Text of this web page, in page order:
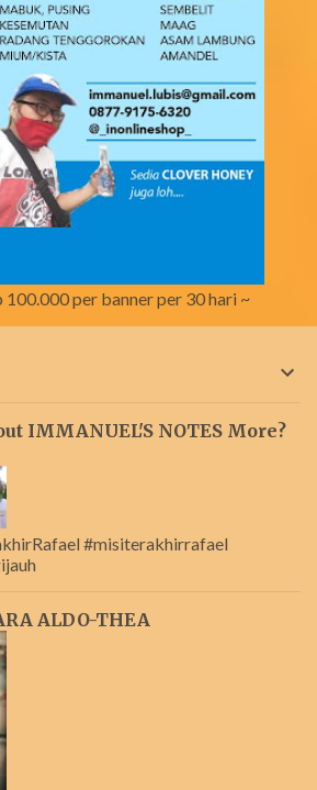
100.000 per banner per 30 hari ~
IMMANUEL'S NOTES More?
#misiterakhirrafael
ALDO-THEA